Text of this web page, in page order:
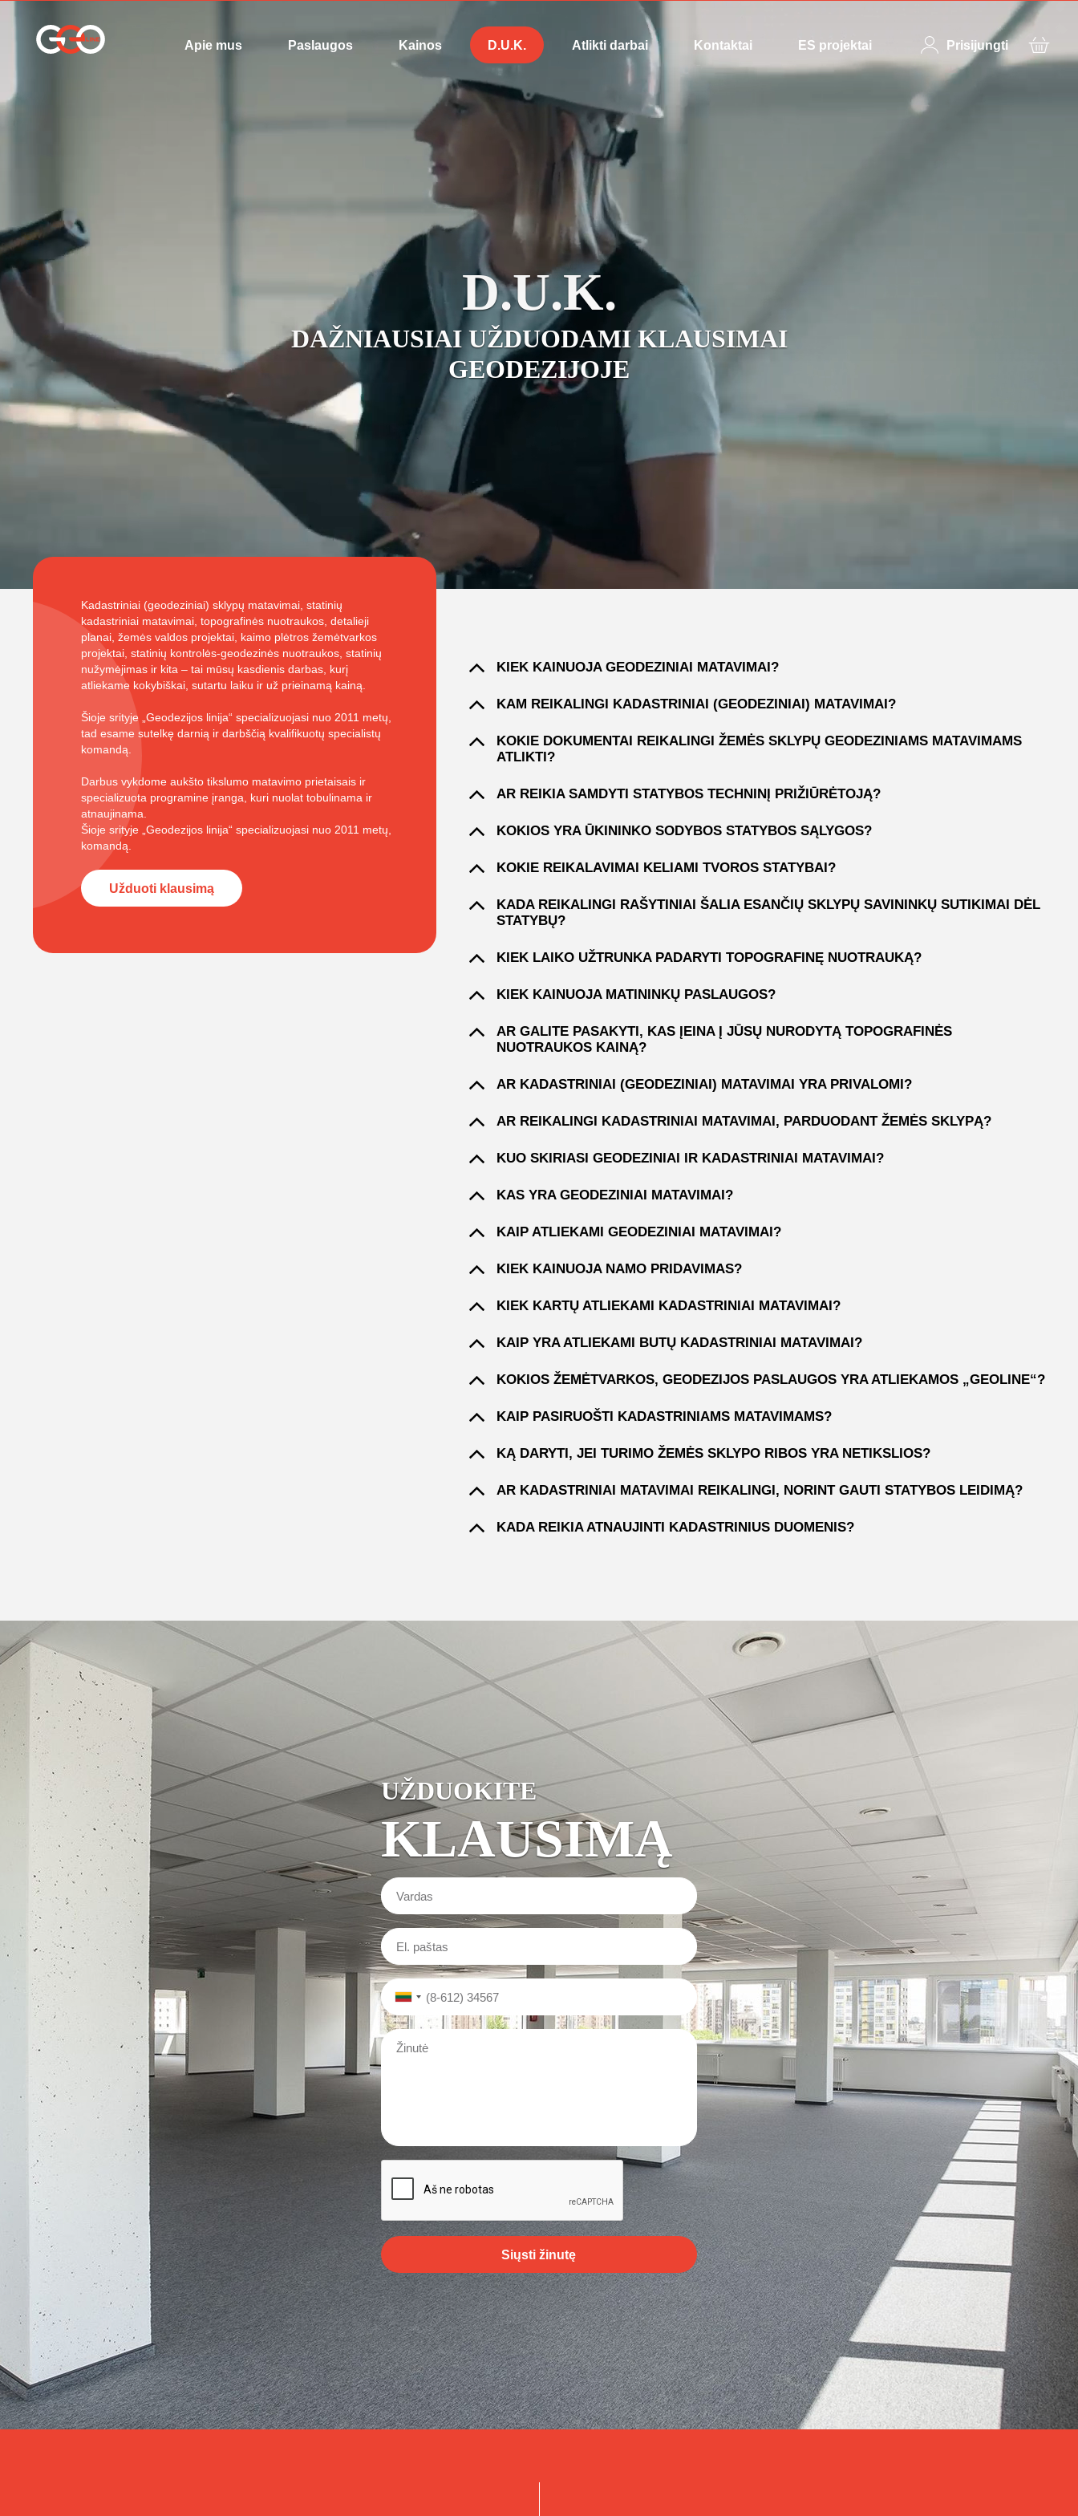
Apie mus Paslaugos Kainos D.U.K. Atlikti darbai Kontaktai ES projektai Prisijungti
D.U.K.
DAŽNIAUSIAI UŽDUODAMI KLAUSIMAI
GEODEZIJOJE
Kadastriniai (geodeziniai) sklypų matavimai, statinių
kadastriniai matavimai, topografinės nuotraukos, detalieji
planai, žemės valdos projektai, kaimo plėtros žemėtvarkos
projektai, statinių kontrolės-geodezinės nuotraukos, statinių
nužymėjimas ir kita – tai mūsų kasdienis darbas, kurį
atliekame kokybiškai, sutartu laiku ir už prieinamą kainą.
Šioje srityje „Geodezijos linija“ specializuojasi nuo 2011 metų,
tad esame sutelkę darnią ir darbščią kvalifikuotų specialistų
komandą.
Darbus vykdome aukšto tikslumo matavimo prietaisais ir
specializuota programine įranga, kuri nuolat tobulinama ir
atnaujinama.
Šioje srityje „Geodezijos linija“ specializuojasi nuo 2011 metų,
komandą.
Užduoti klausimą
KIEK KAINUOJA GEODEZINIAI MATAVIMAI?
KAM REIKALINGI KADASTRINIAI (GEODEZINIAI) MATAVIMAI?
KOKIE DOKUMENTAI REIKALINGI ŽEMĖS SKLYPŲ GEODEZINIAMS MATAVIMAMS
ATLIKTI?
AR REIKIA SAMDYTI STATYBOS TECHNINĮ PRIŽIŪRĖTOJĄ?
KOKIOS YRA ŪKININKO SODYBOS STATYBOS SĄLYGOS?
KOKIE REIKALAVIMAI KELIAMI TVOROS STATYBAI?
KADA REIKALINGI RAŠYTINIAI ŠALIA ESANČIŲ SKLYPŲ SAVININKŲ SUTIKIMAI DĖL
STATYBŲ?
KIEK LAIKO UŽTRUNKA PADARYTI TOPOGRAFINĘ NUOTRAUKĄ?
KIEK KAINUOJA MATININKŲ PASLAUGOS?
AR GALITE PASAKYTI, KAS ĮEINA Į JŪSŲ NURODYTĄ TOPOGRAFINĖS
NUOTRAUKOS KAINĄ?
AR KADASTRINIAI (GEODEZINIAI) MATAVIMAI YRA PRIVALOMI?
AR REIKALINGI KADASTRINIAI MATAVIMAI, PARDUODANT ŽEMĖS SKLYPĄ?
KUO SKIRIASI GEODEZINIAI IR KADASTRINIAI MATAVIMAI?
KAS YRA GEODEZINIAI MATAVIMAI?
KAIP ATLIEKAMI GEODEZINIAI MATAVIMAI?
KIEK KAINUOJA NAMO PRIDAVIMAS?
KIEK KARTŲ ATLIEKAMI KADASTRINIAI MATAVIMAI?
KAIP YRA ATLIEKAMI BUTŲ KADASTRINIAI MATAVIMAI?
KOKIOS ŽEMĖTVARKOS, GEODEZIJOS PASLAUGOS YRA ATLIEKAMOS „GEOLINE“?
KAIP PASIRUOŠTI KADASTRINIAMS MATAVIMAMS?
KĄ DARYTI, JEI TURIMO ŽEMĖS SKLYPO RIBOS YRA NETIKSLIOS?
AR KADASTRINIAI MATAVIMAI REIKALINGI, NORINT GAUTI STATYBOS LEIDIMĄ?
KADA REIKIA ATNAUJINTI KADASTRINIUS DUOMENIS?
UŽDUOKITE
KLAUSIMĄ
Siųsti žinutę